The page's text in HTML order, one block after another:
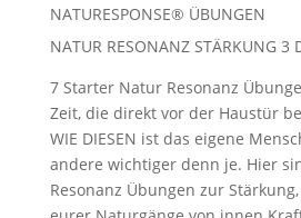
NATURESPONSE® ÜBUNGEN
NATUR RESONANZ STÄRKUNG 3
7 Starter Natur Resonanz
Zeit, die direkt vor der Haustür
WIE DIESEN ist das eigene
andere wichtiger denn je. Hier
Resonanz Übungen zur